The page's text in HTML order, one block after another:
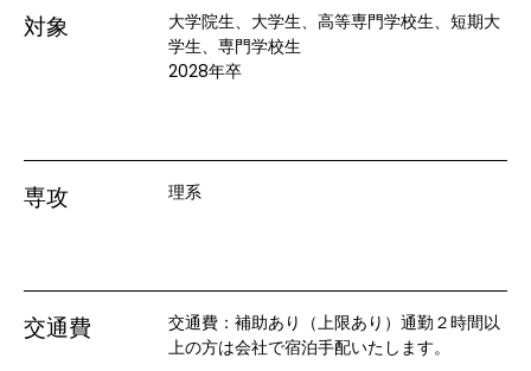
対象
大学院生、大学生、高等専門学校生、短期大
学生、専門学校生
2028年卒
専攻 理系
交通費
交通費：補助あり（上限あり）通勤２時間以
上の方は会社で宿泊手配いたします。